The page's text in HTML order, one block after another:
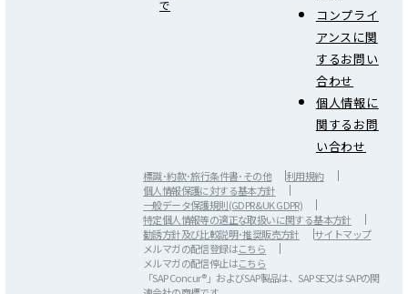
で
コンプライ
アンスに関
するお問い
合わせ
個人情報に
関するお問
い合わせ
標識･約款･旅行条件書･その他
利用規約
個人情報保護に対する基本方針
一般データ保護規則(GDPR&UK GDPR)
特定個人情報等の適正な取扱いに関する基本方針
勧誘方針及び比較説明･推奨販売方針
サイトマップ
メルマガの配信登録はこちら
メルマガの配信停止はこちら
「SAP Concur®」およびSAP製品は、SAP SE又は SAPの関